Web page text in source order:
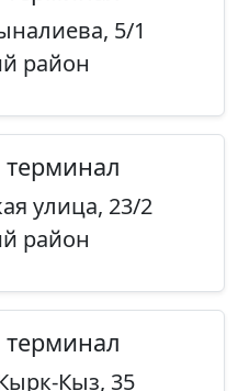
5/1
район
улица, 23/2
район
Кыз, 35